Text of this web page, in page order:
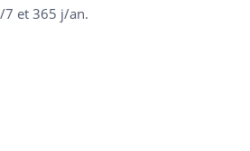
et 365 j/an.